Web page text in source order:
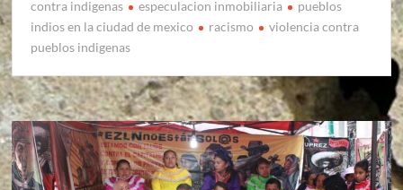
contra indigenas
especulacion inmobiliaria
pueblos
indios en la ciudad de mexico
racismo
violencia contra
pueblos indigenas